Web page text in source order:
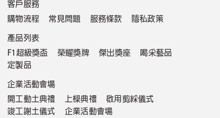
客戶服務
購物流程
常見問題 服務條款 隱私政策
產品列表
F1超級獎盃
榮耀獎牌 傑出獎座
喝采藝品
定製品
企業活動會場
開工動土典禮
上樑典禮
啟用剪綵儀式
竣工謝土儀式
企業活動會場